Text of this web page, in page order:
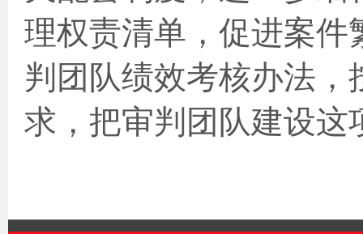
理权责清单，促进案件
判团队绩效考核办法
求，把审判团队建设这